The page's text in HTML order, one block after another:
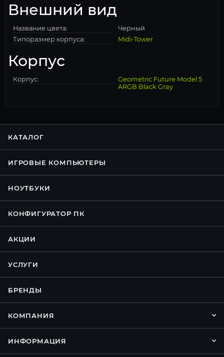
Внешний вид
Название цвета:
Черный
Типоразмер корпуса:
Midi-Tower
Корпус
Корпус:
Geometric Future Model 5
ARGB Black Gray
КАТАЛОГ
ИГРОВЫЕ КОМПЬЮТЕРЫ
НОУТБУКИ
КОНФИГУРАТОР ПК
АКЦИИ
УСЛУГИ
БРЕНДЫ
КОМПАНИЯ
ИНФОРМАЦИЯ